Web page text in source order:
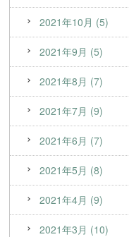
2021年10月 (5)
2021年9月 (5)
2021年8月 (7)
2021年7月 (9)
2021年6月 (7)
2021年5月 (8)
2021年4月 (9)
2021年3月 (10)